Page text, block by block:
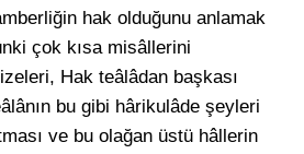
hak olduğunu anlamak
çok kısa misâllerini
Hak teâlâdan başkası
bu gibi hârikulâde şeyleri
ve bu olağan üstü hâllerin